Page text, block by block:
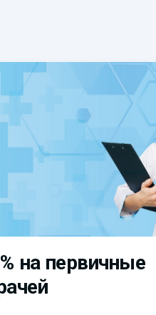
на первичные